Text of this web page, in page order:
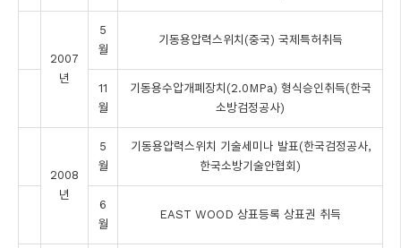
2007
년
5
월
기동용압력스위치(중국) 국제특허취득
11
월
기동용수압개폐장치(2.0MPa) 형식승인취득(한국
소방검정공사)
2008
년
5
월
기동용압력스위치 기술세미나 발표(한국검정공사,
한국소방기술안협회)
6
월
EAST WOOD 상표등록 상표권 취득